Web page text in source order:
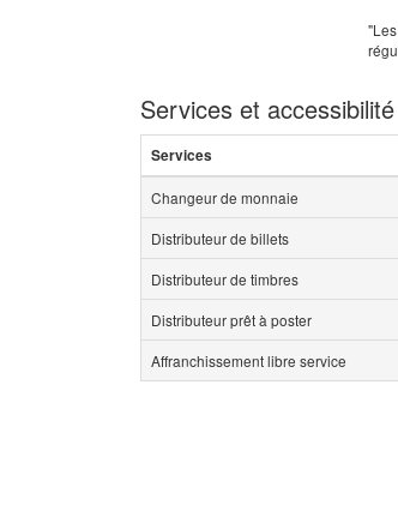
Services et
Services
Changeur de monnaie
Distributeur de billets
Distributeur de timbres
Distributeur prêt à poster
Affranchissement libre service